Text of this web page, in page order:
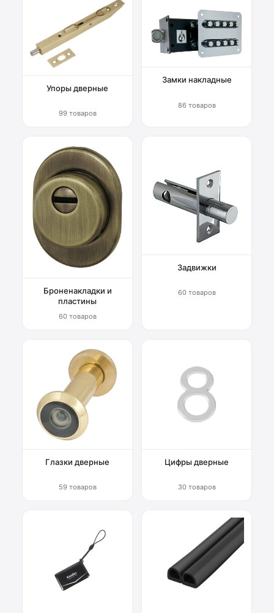
Упоры дверные
99 товаров
Замки накладные
86 товаров
Броненакладки и
пластины
60 товаров
Задвижки
60 товаров
Глазки дверные
59 товаров
Цифры дверные
30 товаров